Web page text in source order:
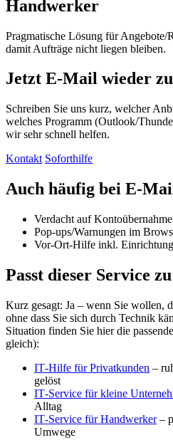
Handwerker
Pragmatische Lösung für
damit Aufträge nicht liegen bleiben.
Jetzt E‑Mail wieder
Schreiben Sie uns kurz, welcher
welches Programm (Outlook/
wir sehr schnell helfen.
Kontakt Soforthilfe
Auch häufig bei
Verdacht auf
Pop‑ups/Warnungen im
Vor‑Ort‑Hilfe inkl.
Passt dieser Service
Kurz gesagt: Ja – wenn Sie wollen,
ohne dass Sie sich durch Technik
Situation finden Sie hier die
gleich):
IT‑Hilfe für Privatkunden –
gelöst
IT‑Service für kleine
Alltag
IT‑Service für Handwerker–
Umwege